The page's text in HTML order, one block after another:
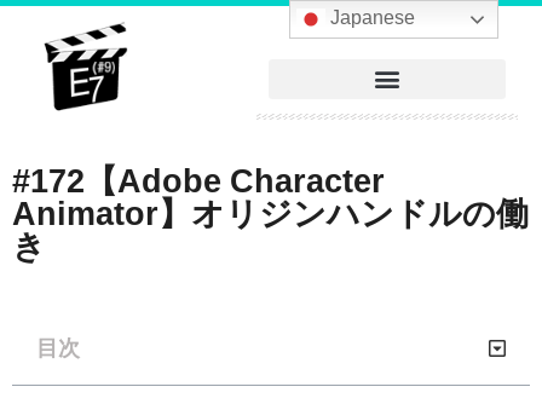
#172【Adobe Character
Animator】オリジンハンドルの働
き
目次
Japanese